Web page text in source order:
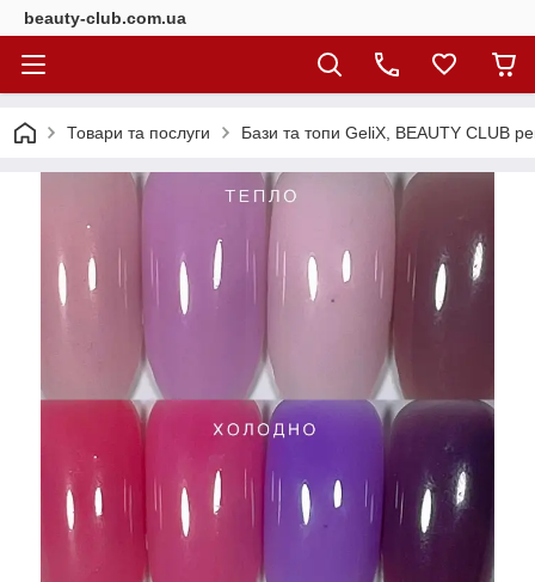
beauty-club.com.ua
Товари та послуги Бази та топи GeliX, BEAUTY CLUB